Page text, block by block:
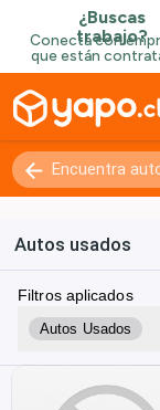
Autos usados
Filtros aplicados
Autos Usados